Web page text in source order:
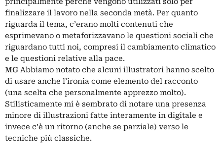
finalizzare il lavoro nella seconda metà. Per quanto
riguarda il tema, c’erano molti contenuti che
esprimevano o metaforizzavano le questioni sociali che
riguardano tutti noi, compresi il cambiamento climatico
e le questioni relative alla pace.
MG Abbiamo notato che alcuni illustratori hanno scelto
di usare anche l’ironia come elemento del racconto
(una scelta che personalmente apprezzo molto).
Stilisticamente mi è sembrato di notare una presenza
minore di illustrazioni fatte interamente in digitale e
invece c’è un ritorno (anche se parziale) verso le
tecniche più classiche.